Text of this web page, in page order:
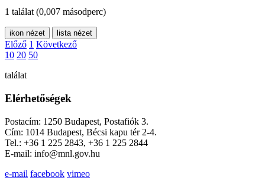
1 találat (0,007 másodperc)
ikon nézet lista nézet
Előző 1 Következő
10 20 50
találat
Elérhetőségek
Postacím: 1250 Budapest, Postafiók 3.
Cím: 1014 Budapest, Bécsi kapu tér 2-4.
Tel.: +36 1 225 2843, +36 1 225 2844
E-mail: info@mnl.gov.hu
e-mail facebook vimeo